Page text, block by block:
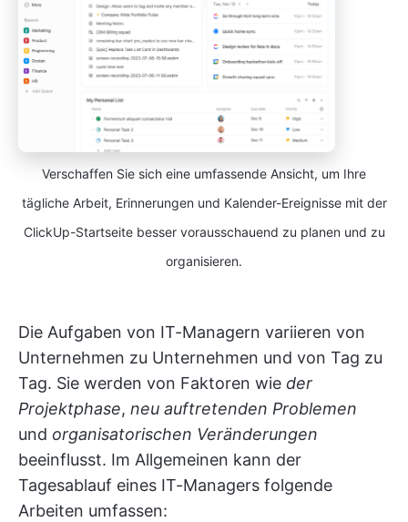
Verschaffen Sie sich eine umfassende Ansicht, um Ihre
tägliche Arbeit, Erinnerungen und Kalender-Ereignisse mit der
ClickUp-Startseite besser vorausschauend zu planen und zu
organisieren.
Die Aufgaben von IT-Managern variieren von
Unternehmen zu Unternehmen und von Tag zu
Tag. Sie werden von Faktoren wie der
Projektphase, neu auftretenden Problemen
und organisatorischen Veränderungen
beeinflusst. Im Allgemeinen kann der
Tagesablauf eines IT-Managers folgende
Arbeiten umfassen: